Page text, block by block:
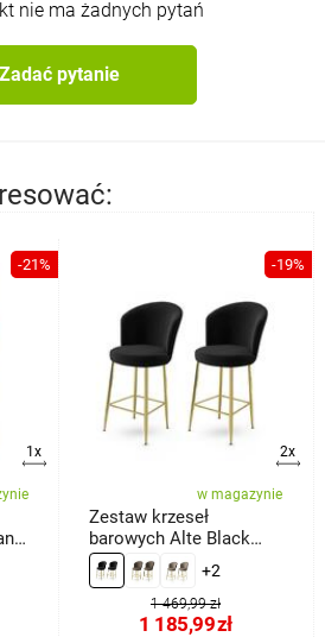
67 cm
prawo o 90°, mechanizm powrotny
nie ma żadnych pytań
Zadać pytanie
-21%
1x
-19%
2x
w magazynie
Zestaw krzeseł
barowych Alte Black
and Gold, 2 szt.+2
1 469,99 zł
1 185,99zł